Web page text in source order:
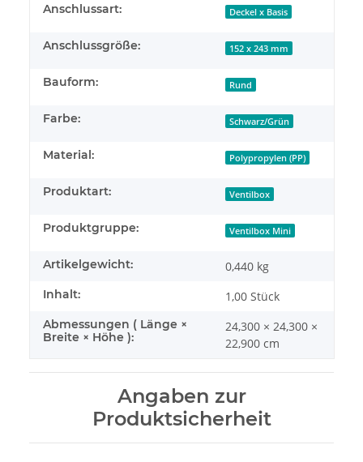
Produkteigenschaft
Wert
Anschlussart: Deckel x Basis
Anschlussgröße: 152 x 243 mm
Bauform: Rund
Farbe: Schwarz/Grün
Material: Polypropylen (PP)
Produktart: Ventilbox
Produktgruppe: Ventilbox Mini
Artikelgewicht: 0,440 kg
Inhalt: 1,00 Stück
Abmessungen ( Länge ×
Breite × Höhe ):
24,300 × 24,300 ×
22,900 cm
Angaben zur
Produktsicherheit